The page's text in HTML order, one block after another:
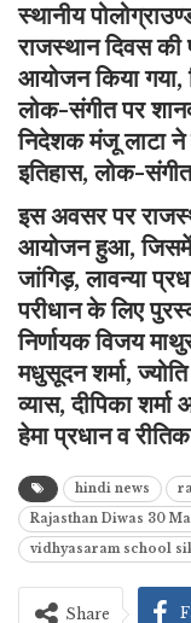
स्थानीय
राजस्थान दिवस की
आयोजन किया गया,
लोक-संगीत पर
निदेशक मंजू लाटा ने
इतिहास, लोक-
इस अवसर पर
आयोजन हुआ, जिसमें
जांगिड़, लावन्या
परीधान के लिए
निर्णायक विजय
मधुसूदन शर्मा,
व्यास, दीपिका शर्मा
हेमा प्रधान व
hindi news
Rajasthan Diwas 30
vidhyasaram school
Share